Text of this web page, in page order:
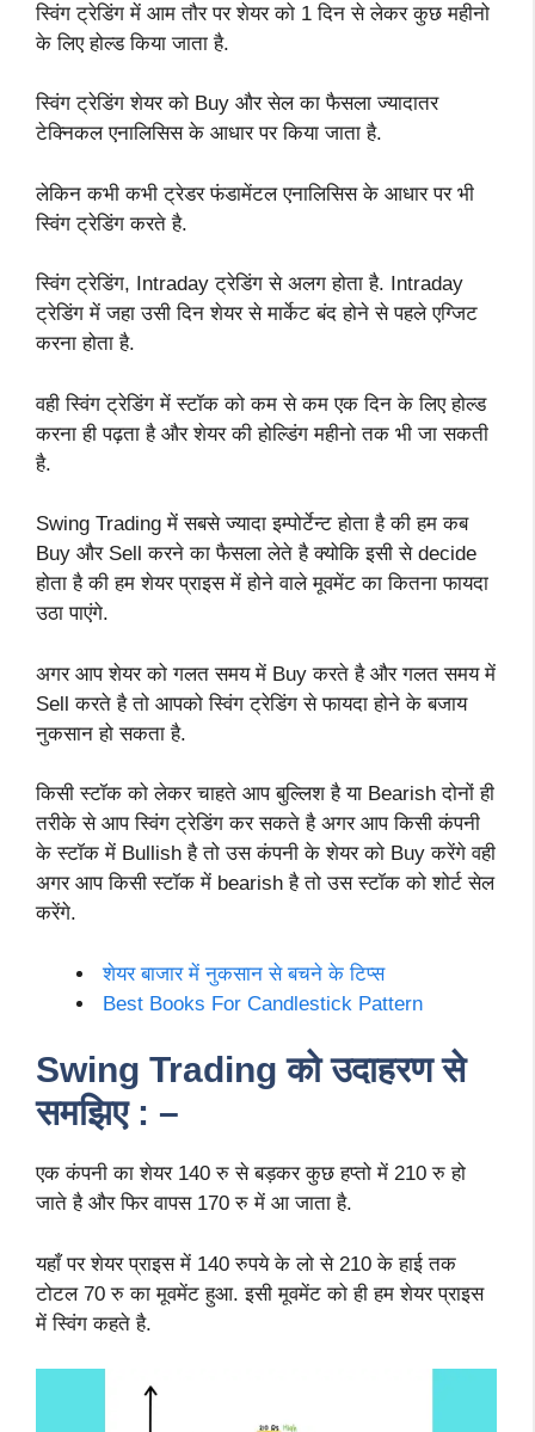
स्विंग ट्रेडिंग में आम तौर पर शेयर को 1 दिन से लेकर कुछ महीनो
के लिए होल्ड किया जाता है.
स्विंग ट्रेडिंग शेयर को Buy और सेल का फैसला ज्यादातर
टेक्निकल एनालिसिस के आधार पर किया जाता है.
लेकिन कभी कभी ट्रेडर फंडामेंटल एनालिसिस के आधार पर भी
स्विंग ट्रेडिंग करते है.
स्विंग ट्रेडिंग, Intraday ट्रेडिंग से अलग होता है. Intraday
ट्रेडिंग में जहा उसी दिन शेयर से मार्केट बंद होने से पहले एग्जिट
करना होता है.
वही स्विंग ट्रेडिंग में स्टॉक को कम से कम एक दिन के लिए होल्ड
करना ही पढ़ता है और शेयर की होल्डिंग महीनो तक भी जा सकती
है.
Swing Trading में सबसे ज्यादा इम्पोर्टेन्ट होता है की हम कब
Buy और Sell करने का फैसला लेते है क्योकि इसी से decide
होता है की हम शेयर प्राइस में होने वाले मूवमेंट का कितना फायदा
उठा पाएंगे.
अगर आप शेयर को गलत समय में Buy करते है और गलत समय में
Sell करते है तो आपको स्विंग ट्रेडिंग से फायदा होने के बजाय
नुकसान हो सकता है.
किसी स्टॉक को लेकर चाहते आप बुल्लिश है या Bearish दोनों ही
तरीके से आप स्विंग ट्रेडिंग कर सकते है अगर आप किसी कंपनी
के स्टॉक में Bullish है तो उस कंपनी के शेयर को Buy करेंगे वही
अगर आप किसी स्टॉक में bearish है तो उस स्टॉक को शोर्ट सेल
करेंगे.
शेयर बाजार में नुकसान से बचने के टिप्स
Best Books For Candlestick Pattern
Swing Trading को उदाहरण से
समझिए : –
एक कंपनी का शेयर 140 रु से बड़कर कुछ हप्तो में 210 रु हो
जाते है और फिर वापस 170 रु में आ जाता है.
यहाँ पर शेयर प्राइस में 140 रुपये के लो से 210 के हाई तक
टोटल 70 रु का मूवमेंट हुआ. इसी मूवमेंट को ही हम शेयर प्राइस
में स्विंग कहते है.